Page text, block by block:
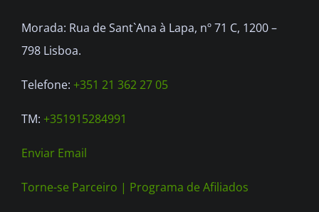
Morada: Rua de Sant`Ana à Lapa, nº 71 C, 1200 –
798 Lisboa.
Telefone: +351 21 362 27 05
TM: +351915284991
Enviar Email
Torne-se Parceiro | Programa de Afiliados